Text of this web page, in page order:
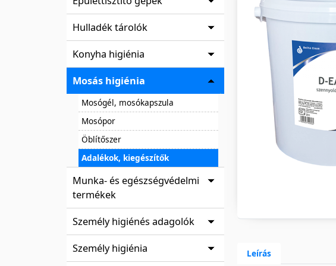
Hulladék tárolók
Konyha higiénia
Mosás higiénia
Mosógél, mosókapszula
Mosópor
Öblítőszer
Adalékok, kiegészítők
Munka- és egészségvédelmi
termékek
Személy higiénés adagolók
Személy higiénia Leírás